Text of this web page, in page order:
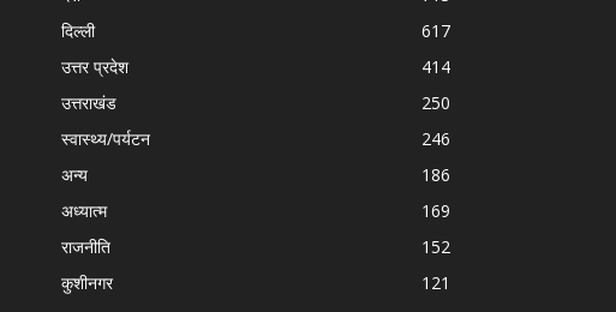
दिल्ली
617
उत्तर प्रदेश
414
उत्तराखंड
250
स्वास्थ्य/पर्यटन
246
अन्य
186
अध्यात्म
169
राजनीति
152
कुशीनगर
121